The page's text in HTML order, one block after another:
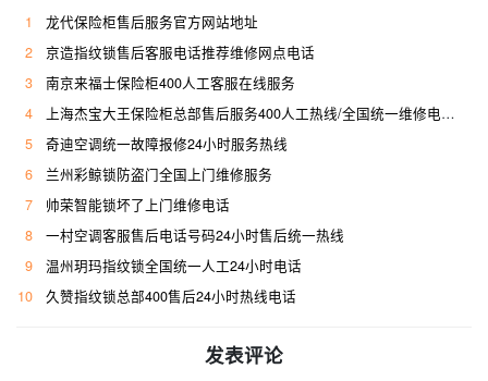
1
龙代保险柜售后服务官方网站地址
2
京造指纹锁售后客服电话推荐维修网点电话
3
南京来福士保险柜400人工客服在线服务
4
上海杰宝大王保险柜总部售后服务400人工热线/全国统一维修电话是多少
5
奇迪空调统一故障报修24小时服务热线
6
兰州彩鲸锁防盗门全国上门维修服务
7
帅荣智能锁坏了上门维修电话
8
一村空调客服售后电话号码24小时售后统一热线
9
温州玥玛指纹锁全国统一人工24小时电话
10
久赞指纹锁总部400售后24小时热线电话
发表评论